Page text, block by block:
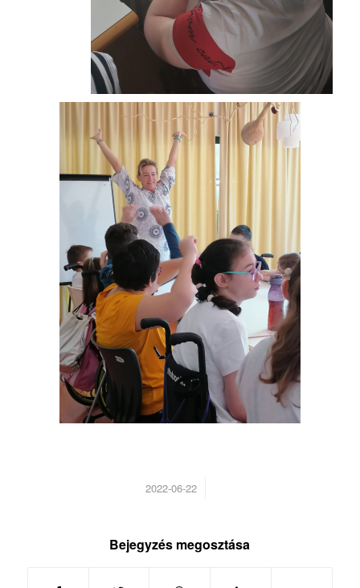
2022-06-22
/
Bejegyzés megosztása